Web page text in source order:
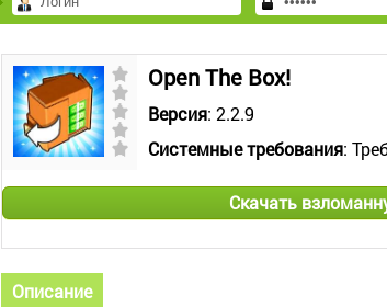
Open The Box!
Версия: 2.2.9
Системные требования:
Скачать
Описание